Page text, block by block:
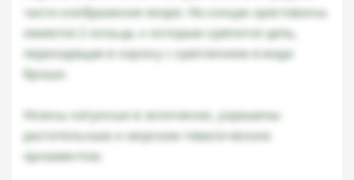
части изображение якоря. На концах крестовины
имеются 2 кольца, к которым крепится цепь,
переходящая в корону с креплением в виде
броши.
Ножны латунные в золочении, украшены
растительным и морским тематическим
орнаментом.